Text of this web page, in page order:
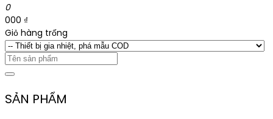
0
000 ₫
Giỏ hàng trống
SẢN PHẨM